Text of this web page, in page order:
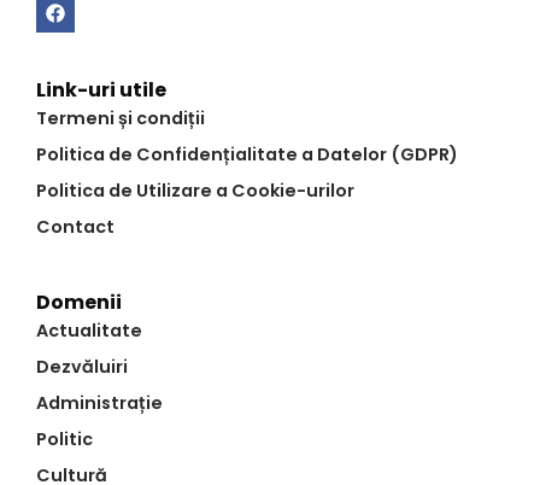
Link-uri utile
Termeni și condiții
Politica de Confidențialitate a Datelor (GDPR)
Politica de Utilizare a Cookie-urilor
Contact
Domenii
Actualitate
Dezvăluiri
Administrație
Politic
Cultură